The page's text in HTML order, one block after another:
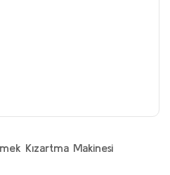
Kızartma Makinesi